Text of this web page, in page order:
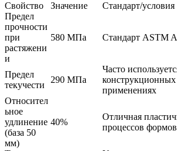
Свойство Значение
Стандарт/
Предел
прочности
при
растяжени
и
580 МПа Стандарт ASTM
Предел
текучести
290 МПа
Часто
применениях
Относител
ьное
удлинение
(база 50
мм)
40%
Отличная
процессов